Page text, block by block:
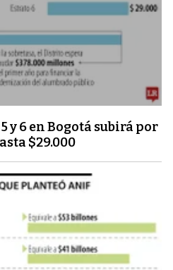
y 6 en Bogotá subirá por
$29.000